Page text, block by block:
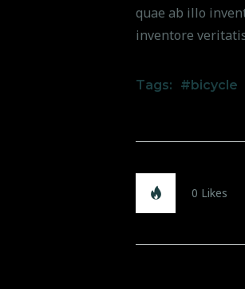
quae ab illo
inventore
Tags: bicycle
0 Likes